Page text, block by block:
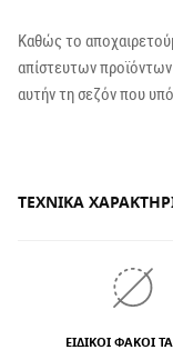
Καθώς το
απίστευτων
αυτήν τη σεζόν που
ΤΕΧΝΙΚΆ
ΕΙΔΙΚΟΙ ΦΑΚΟΙ